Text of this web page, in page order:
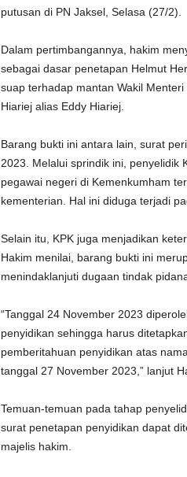
putusan di PN Jaksel, Selasa (27/2).
Dalam pertimbangannya, hakim
sebagai dasar penetapan Helmut
suap terhadap mantan Wakil
Hiariej alias Eddy Hiariej.
Barang bukti ini antara lain, surat
2023. Melalui sprindik ini, penyelidik
pegawai negeri di Kemenkumham
kementerian. Hal ini diduga terjadi
Selain itu, KPK juga menjadikan
Hakim menilai, barang bukti ini
menindaklanjuti dugaan tindak
“Tanggal 24 November 2023
penyidikan sehingga harus
pemberitahuan penyidikan atas
tanggal 27 November 2023,” lanjut
Temuan-temuan pada tahap
surat penetapan penyidikan dapat
majelis hakim.